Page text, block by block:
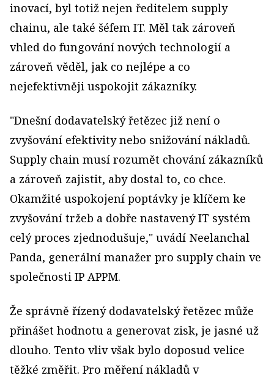
inovací, byl totiž nejen ředitelem supply
chainu, ale také šéfem IT. Měl tak zároveň
vhled do fungování nových technologií a
zároveň věděl, jak co nejlépe a co
nejefektivněji uspokojit zákazníky.
"Dnešní dodavatelský řetězec již není o
zvyšování efektivity nebo snižování nákladů.
Supply chain musí rozumět chování zákazníků
a zároveň zajistit, aby dostal to, co chce.
Okamžité uspokojení poptávky je klíčem ke
zvyšování tržeb a dobře nastavený IT systém
celý proces zjednodušuje," uvádí Neelanchal
Panda, generální manažer pro supply chain ve
společnosti IP APPM.
Že správně řízený dodavatelský řetězec může
přinášet hodnotu a generovat zisk, je jasné už
dlouho. Tento vliv však bylo doposud velice
těžké změřit. Pro měření nákladů v